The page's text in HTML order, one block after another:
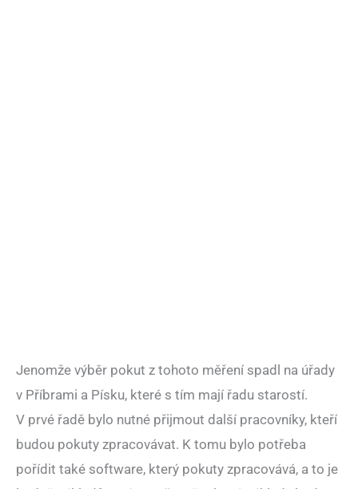
Jenomže výběr pokut z tohoto měření spadl na úřady
v Příbrami a Písku, které s tím mají řadu starostí.
V prvé řadě bylo nutné přijmout další pracovníky, kteří
budou pokuty zpracovávat. K tomu bylo potřeba
pořídit také software, který pokuty zpracovává, a to je